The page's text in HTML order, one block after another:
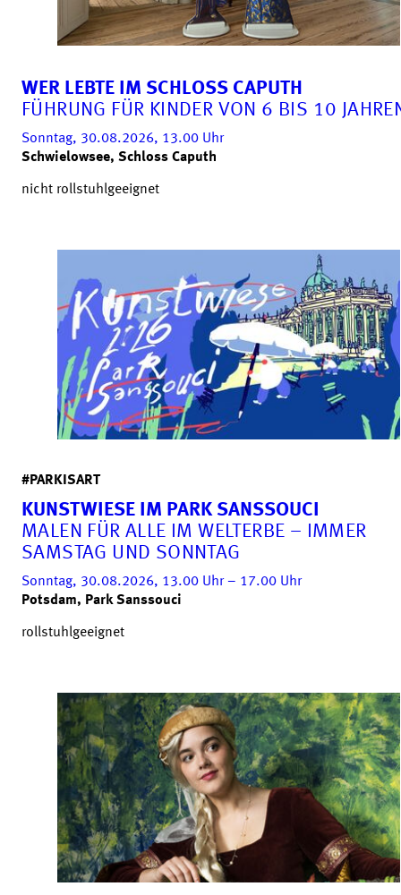
WER LEBTE IM SCHLOSS CAPUTH
FÜHRUNG FÜR KINDER VON 6 BIS 10
Sonntag, 30.08.2026, 13.00 Uhr
Schwielowsee, Schloss Caputh
nicht rollstuhlgeeignet
#PARKISART
KUNSTWIESE IM PARK SANSSOUCI
MALEN FÜR ALLE IM WELTERBE – IMMER
SAMSTAG UND SONNTAG
Sonntag, 30.08.2026, 13.00 Uhr– 17.00 Uhr
Potsdam, Park Sanssouci
rollstuhlgeeignet